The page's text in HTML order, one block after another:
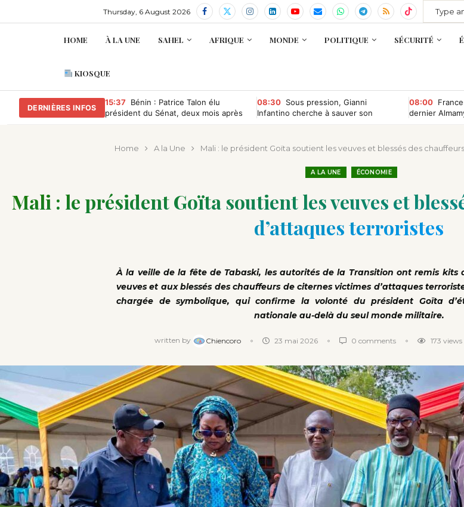
Thursday, 6 August 2026
HOME À LA UNE SAHEL AFRIQUE MONDE POLITIQUE SÉCURITÉ
KIOSQUE
DERNIÈRES INFOS
15:37 Bénin : Patrice Talon élu
président du Sénat, deux mois après
08:30 Sous pression, Gianni
Infantino cherche à sauver son
08:00
dernier
Home A la Une Mali : le président Goïta soutient les veuves et blessés des
A LA UNE ÉCONOMIE
Mali : le président Goïta soutient les veuves et
d’attaques terroristes
À la veille de la fête de Tabaski, les autorités de la Transition ont remis kits
veuves et aux blessés des chauffeurs de citernes victimes d’attaques
chargée de symbolique, qui confirme la volonté du président Goïta
nationale au-delà du seul monde militaire.
written by Chiencoro 23 mai 2026 0 comments 173 views